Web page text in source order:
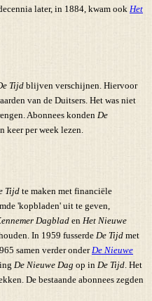
decennia later, in 1884, kwam ook Het
Tijdblijven verschijnen. Hiervoor
van de Duitsers. Het was niet
Abonnees konden De
keer per week lezen.
Tijd te maken met financiële
'kopbladen' uit te geven,
Dagblad en Het Nieuwe
In 1959 fusserdeDe Tijd met
samen verder onderDe Nieuwe
De Nieuwe Dag op in De Tijd. Het
De bestaande abonnees zegden